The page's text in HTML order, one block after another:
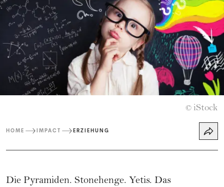
© iStock
HOME IMPACT ERZIEHUNG
Die Pyramiden. Stonehenge. Yetis. Das